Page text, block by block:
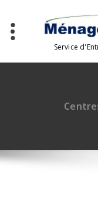
contenu
Service